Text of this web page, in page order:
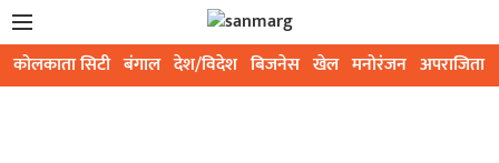
कोलकाता सिटी बंगाल देश/विदेश बिजनेस खेल मनोरंजन अपराजिता